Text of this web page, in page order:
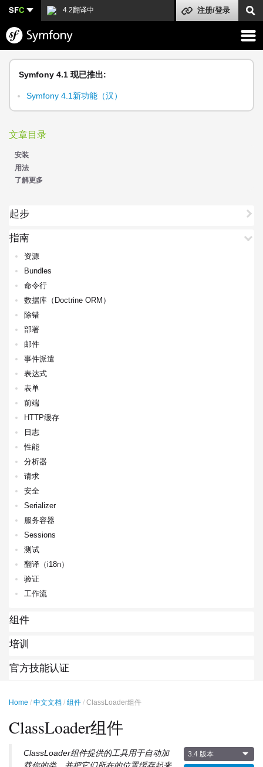
SFC 4.2翻译中 注册/登录
Symfony 4.1 现已推出:
Symfony 4.1新功能（汉）
文章目录
安装
用法
了解更多
起步
指南
资源
Bundles
命令行
数据库（Doctrine ORM）
除错
部署
邮件
事件派遣
表达式
表单
前端
HTTP缓存
日志
性能
分析器
请求
安全
Serializer
服务容器
Sessions
测试
翻译（i18n）
验证
工作流
组件
培训
官方技能认证
Home 中文文档 组件 ClassLoader组件
ClassLoader组件
3.4 版本
ClassLoader组件提供的工具用于自动加